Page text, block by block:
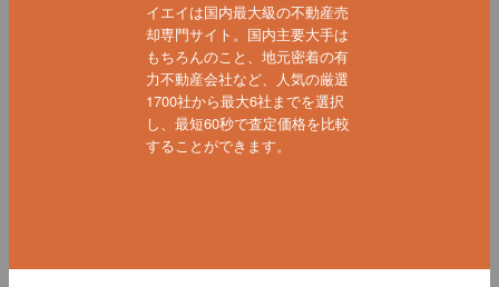
イエイは国内最大級の不動産売
却専門サイト。国内主要大手は
もちろんのこと、地元密着の有
力不動産会社など、人気の厳選
1700社から最大6社までを選択
し、最短60秒で査定価格を比較
することができます。